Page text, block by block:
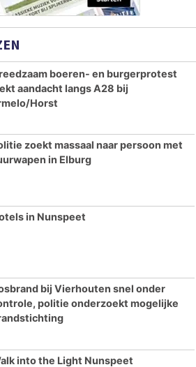
boeren- en burgerprotest
aandacht langs A28 bij
Horst
zoekt massaal naar persoon met
in Elburg
in Nunspeet
bij Vierhouten snel onder
politie onderzoekt mogelijke
into the Light Nunspeet